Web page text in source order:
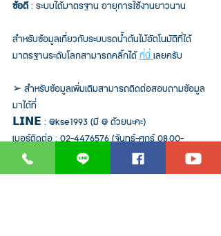
ข้อดี : ระบบได้มาตรฐาน อายุการใช้งานยาวนาน
สำหรับข้อมูลเกี่ยวกับระบบรดน้ำต้นไม้อัตโนมัติที่ได้
มาตรฐานระดับโลกสามารถคลิ้กได้ ที่นี่ เลยครับ
➢ สำหรับข้อมูลเพิ่มเติมสามารถติดต่อสอบถามข้อมูล
มาได้ที่
𝗟𝗜𝗡𝗘 : @kse1993 (มี @ ด้วยนะคะ)
เบอร์ติดต่อ : 02-4476576 (จันทร์-ศุกร์ 08.00-
17.00น)
𝗪𝗘𝗕𝗦𝗜𝗧𝗘 : www.kse1993.com